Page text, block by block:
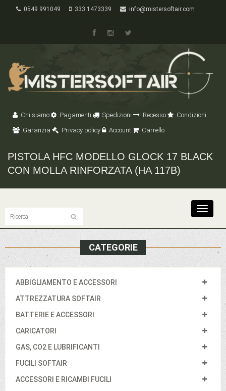
0549 991049 333 1473339 info@mistersoftair.com
Chi siamo Pagamenti Spedizioni Recesso
Condizioni
Garanzia
Privacy policy Account Carrello
PISTOLA HFC MODELLO GLOCK 17 BLACK
CON MOLLA RINFORZATA (HA 117B)
Toggle
CATEGORIE
ABBIGLIAMENTO E ACCESSORI
ATTREZZATURA SOFTAIR
BATTERIE E ACCESSORI
CARICATORI
GAS, CO2 E LUBRIFICANTI
FUCILI SOFTAIR
ACCESSORI E RICAMBI FUCILI